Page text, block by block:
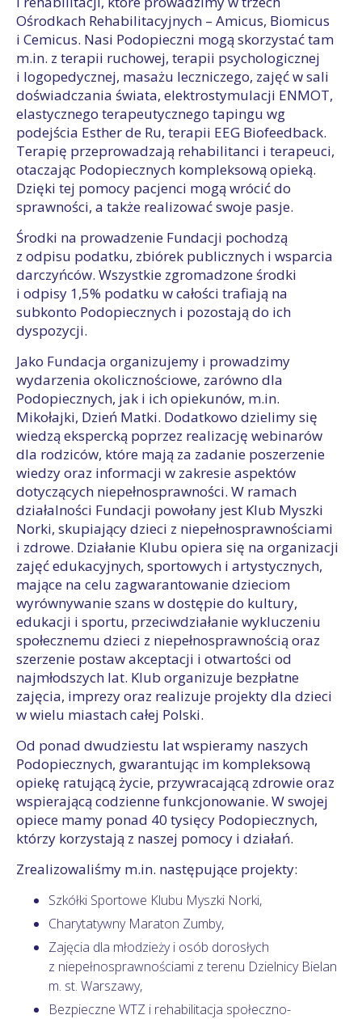
Ośrodkach Rehabilitacyjnych – Amicus, Biomicus
i Cemicus. Nasi Podopieczni mogą skorzystać tam
m.in. z terapii ruchowej, terapii psychologicznej
i logopedycznej, masażu leczniczego, zajęć w sali
doświadczania świata, elektrostymulacji ENMOT,
elastycznego terapeutycznego tapingu wg
podejścia Esther de Ru, terapii EEG Biofeedback.
Terapię przeprowadzają rehabilitanci i terapeuci,
otaczając Podopiecznych kompleksową opieką.
Dzięki tej pomocy pacjenci mogą wrócić do
sprawności, a także realizować swoje pasje.
Środki na prowadzenie Fundacji pochodzą
z odpisu podatku, zbiórek publicznych i wsparcia
darczyńców. Wszystkie zgromadzone środki
i odpisy 1,5% podatku w całości trafiają na
subkonto Podopiecznych i pozostają do ich
dyspozycji.
Jako Fundacja organizujemy i prowadzimy
wydarzenia okolicznościowe, zarówno dla
Podopiecznych, jak i ich opiekunów, m.in.
Mikołajki, Dzień Matki. Dodatkowo dzielimy się
wiedzą ekspercką poprzez realizację webinarów
dla rodziców, które mają za zadanie poszerzenie
wiedzy oraz informacji w zakresie aspektów
dotyczących niepełnosprawności. W ramach
działalności Fundacji powołany jest Klub Myszki
Norki, skupiający dzieci z niepełnosprawnościami
i zdrowe. Działanie Klubu opiera się na organizacji
zajęć edukacyjnych, sportowych i artystycznych,
mające na celu zagwarantowanie dzieciom
wyrównywanie szans w dostępie do kultury,
edukacji i sportu, przeciwdziałanie wykluczeniu
społecznemu dzieci z niepełnosprawnością oraz
szerzenie postaw akceptacji i otwartości od
najmłodszych lat. Klub organizuje bezpłatne
zajęcia, imprezy oraz realizuje projekty dla dzieci
w wielu miastach całej Polski.
Od ponad dwudziestu lat wspieramy naszych
Podopiecznych, gwarantując im kompleksową
opiekę ratującą życie, przywracającą zdrowie oraz
wspierającą codzienne funkcjonowanie. W swojej
opiece mamy ponad 40 tysięcy Podopiecznych,
którzy korzystają z naszej pomocy i działań.
Zrealizowaliśmy m.in. następujące projekty:
Szkółki Sportowe Klubu Myszki Norki,
Charytatywny Maraton Zumby,
Zajęcia dla młodzieży i osób dorosłych
z niepełnosprawnościami z terenu Dzielnicy Bielan
m. st. Warszawy,
Bezpieczne WTZ i rehabilitacja społeczno-